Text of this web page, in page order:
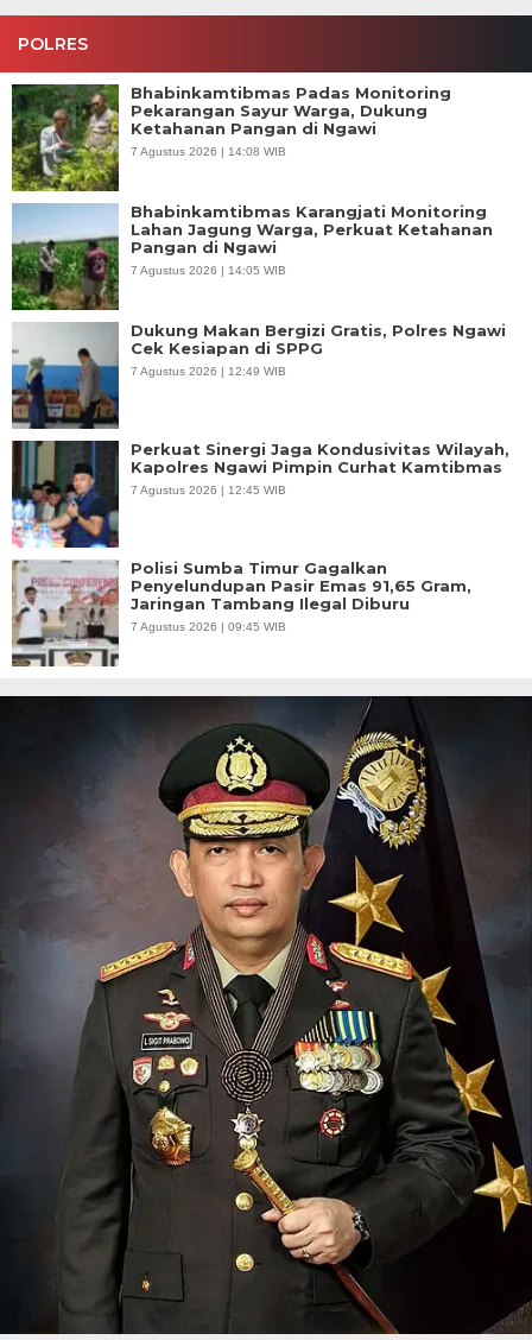
POLRES
Bhabinkamtibmas Padas Monitoring
Pekarangan Sayur Warga, Dukung
Ketahanan Pangan di Ngawi
7 Agustus 2026 | 14:08 WIB
Bhabinkamtibmas Karangjati Monitoring
Lahan Jagung Warga, Perkuat Ketahanan
Pangan di Ngawi
7 Agustus 2026 | 14:05 WIB
Dukung Makan Bergizi Gratis, Polres Ngawi
Cek Kesiapan di SPPG
7 Agustus 2026 | 12:49 WIB
Perkuat Sinergi Jaga Kondusivitas Wilayah,
Kapolres Ngawi Pimpin Curhat Kamtibmas
7 Agustus 2026 | 12:45 WIB
Polisi Sumba Timur Gagalkan
Penyelundupan Pasir Emas 91,65 Gram,
Jaringan Tambang Ilegal Diburu
7 Agustus 2026 | 09:45 WIB